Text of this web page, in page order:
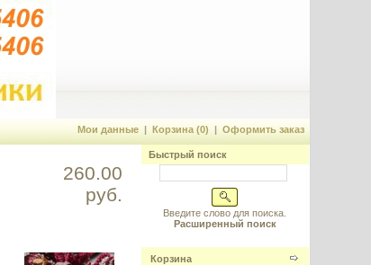
Мои данные| Корзина (0) | Оформить заказ
260.00
руб.
Быстрый поиск
Введите слово для поиска.
Расширенный поиск
Корзина